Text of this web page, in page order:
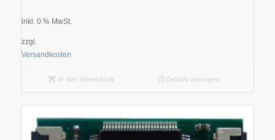
inkl. 0 % MwSt.
zzgl.
Versandkosten
In den Warenkorb Details anzeigen